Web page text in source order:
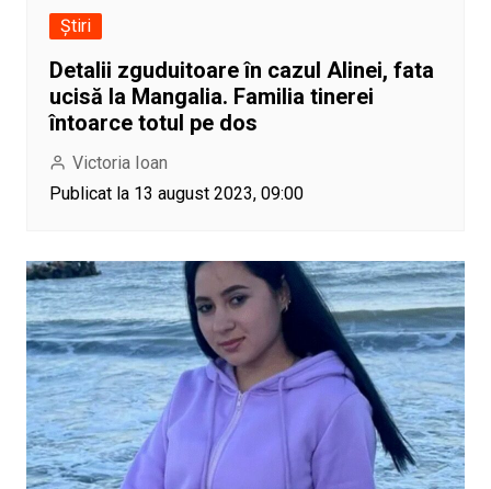
Știri
Detalii zguduitoare în cazul Alinei, fata
ucisă la Mangalia. Familia tinerei
întoarce totul pe dos
Victoria Ioan
Publicat la 13 august 2023, 09:00